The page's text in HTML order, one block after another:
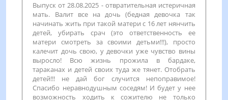
Выпуск от 28.08.2025 - отвратительная истеричная
мать. Валит все на дочь (бедная девочка так
начинать жить при такой матери с 16 лет нянчить
детей, убирать срач (это ответственность ее
матери смотреть за своими детьми!!!), просто
калечит дочь свою, у девочки уже чувство вины
выросло! Всю жизнь прожила в бардаке,
тараканах и детей своих туда же тянет. Отобрать
детей!!! не дай бог случится непоправимое!
Спасибо неравнодушным соседям! И будет у нее
возможность ходить к сожителю не только